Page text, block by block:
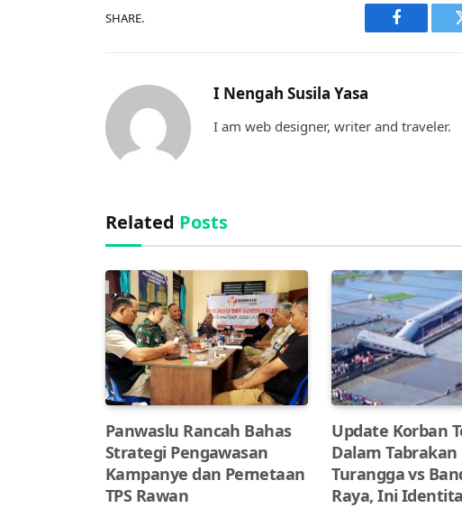
SHARE.
Facebook
I Nengah Susila Yasa
I am web designer, writer and traveler.
Related Posts
Panwaslu Rancah Bahas
Strategi Pengawasan
Kampanye dan Pemetaan
TPS Rawan
Update Korban
Dalam
Turangga vs
Raya, Ini